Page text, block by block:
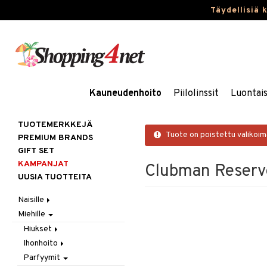
Täydellisiä
Kauneudenhoito Piilolinssit
Tuote on poistettu
Clubman
TUOTEMERKKEJÄ
PREMIUM BRANDS
GIFT SET
KAMPANJAT
UUSIA TUOTTEITA
Naisille
Hiukset
Gift Set
Harjat / Kammat
Hiuskuurit
Ihonhoito
Aurinkotuotteet
Erikoistuotteet
Korut
Kaulakorut
Kosmetiikka
Miehille
Hiukset
Hiustenlähtö
Hiusväri
Ihonhoito
Aurinkotuotteet
Parfyymit